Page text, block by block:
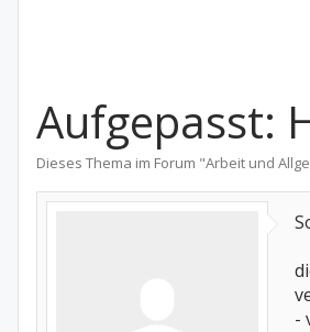
Aufgepasst:
Dieses Thema im Forum "Arbeit und
-